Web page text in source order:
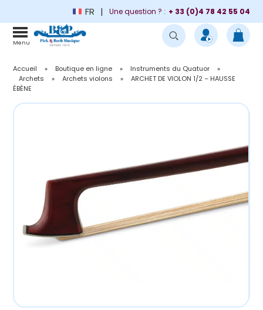
FR Une question ? : + 33 (0)4 78 42 55 04
Menu
Accueil » Boutique en ligne » Instruments du Quatuor
»
Archets
» Archets violons »
ARCHET DE VIOLON 1/2 – HAUSSE
ÉBÈNE